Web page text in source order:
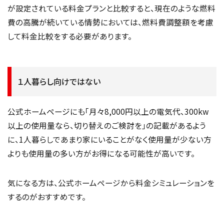
が設定されている料金プランと比較すると、現在のような燃料
費の高騰が続いている情勢においては、燃料費調整額を考慮
して料金比較をする必要があります。
１人暮らし向けではない
公式ホームページにも「月々8,000円以上の電気代、300kw
以上の使用量なら、切り替えのご検討を」の記載があるよう
に、1人暮らしであまり家にいることがなく使用量が少ない方
よりも使用量の多い方がお得になる可能性が高いです。
気になる方は、公式ホームページから料金シミュレーションを
するのがおすすめです。